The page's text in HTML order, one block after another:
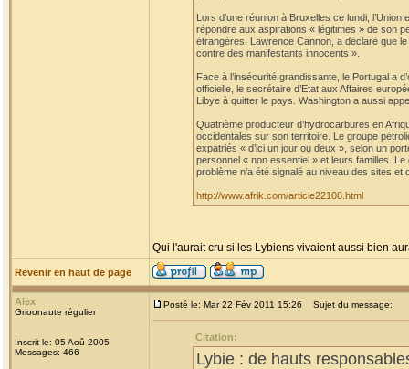
Lors d’une réunion à Bruxelles ce lundi,
répondre aux aspirations « légitimes » de son
étrangères, Lawrence Cannon, a déclaré que
contre des manifestants innocents ».
Face à l’insécurité grandissante, le Portugal a
officielle, le secrétaire d’Etat aux Affaires
Libye à quitter le pays. Washington a aussi
Quatrième producteur d’hydrocarbures en
occidentales sur son territoire. Le groupe
expatriés « d’ici un jour ou deux », selon un
personnel « non essentiel » et leurs familles.
problème n’a été signalé au niveau des sites
http://www.afrik.com/article22108.html
Qui l'aurait cru si les Lybiens vivaient aussi bien
Revenir en haut de page
Alex
Grioonaute régulier
Inscrit le: 05 Aoû 2005
Messages: 466
Posté le: Mar 22 Fév 2011 15:26 Sujet du message:
Citation:
Lybie : de hauts